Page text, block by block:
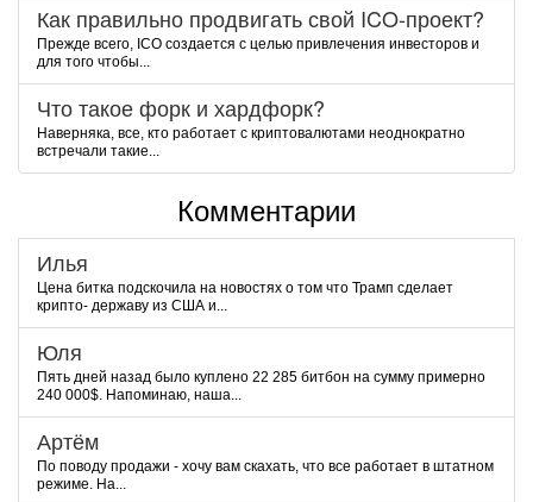
Как правильно продвигать свой ICO-проект?
Прежде всего, ICO создается с целью привлечения инвесторов и
для того чтобы...
Что такое форк и хардфорк?
Наверняка, все, кто работает с криптовалютами неоднократно
встречали такие...
Комментарии
Илья
Цена битка подскочила на новостях о том что Трамп сделает
крипто- державу из США и...
Юля
Пять дней назад было куплено 22 285 битбон на сумму примерно
240 000$. Напоминаю, наша...
Артём
По поводу продажи - хочу вам скахать, что все работает в штатном
режиме. На...